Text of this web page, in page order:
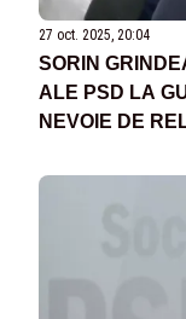
27 oct. 2025, 20:04
SORIN
ALE PSD LA
NEVOIE DE